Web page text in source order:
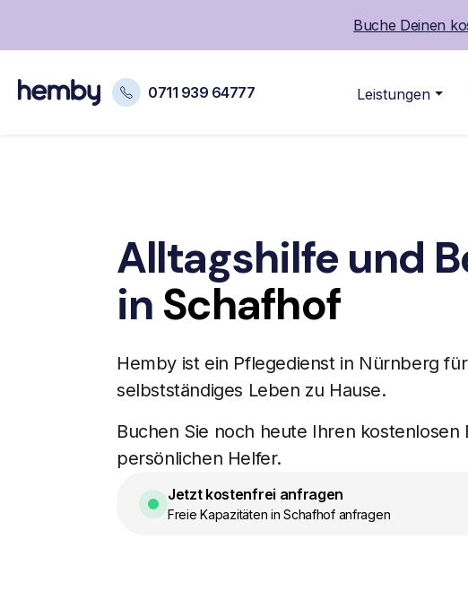
Buche Deinen
0711 939 64777 Leistungen
Alltagshilfe und
in Schafhof
Hemby ist ein Pflegedienst in Nürnberg
selbstständiges Leben zu Hause.
Buchen Sie noch heute Ihren kostenlosen
persönlichen Helfer.
Jetzt kostenfrei anfragen
Freie Kapazitäten in Schafhof anfragen